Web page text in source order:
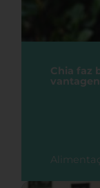
Chia faz